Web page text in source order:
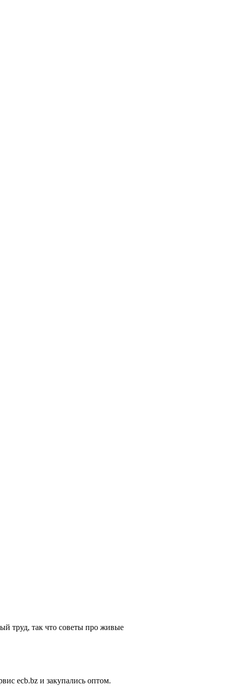
труд, так что советы про живые
ecb.bz и закупались оптом.